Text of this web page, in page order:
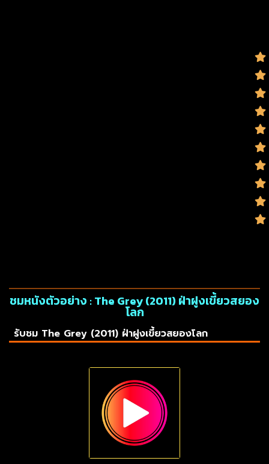
ชมหนังตัวอย่าง : The Grey (2011) ฝ่าฝูงเขี้ยวสยอง
โลก
รับชม The Grey (2011) ฝ่าฝูงเขี้ยวสยองโลก